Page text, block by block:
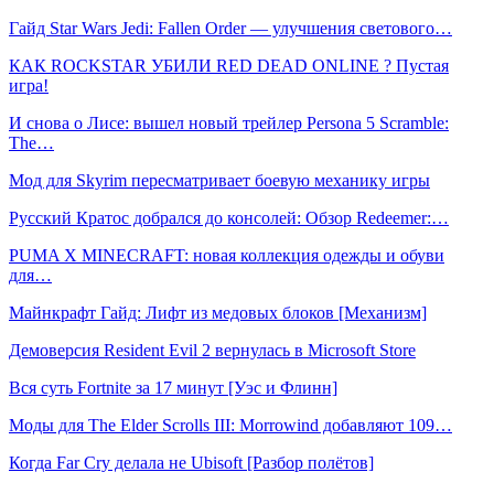
Гайд Star Wars Jedi: Fallen Order — улучшения светового…
КАК ROCKSTAR УБИЛИ RED DEAD ONLINE ? Пустая
игра!
И снова о Лисе: вышел новый трейлер Persona 5 Scramble:
The…
Мод для Skyrim пересматривает боевую механику игры
Русский Кратос добрался до консолей: Обзор Redeemer:…
PUMA X MINECRAFT: новая коллекция одежды и обуви
для…
Майнкрафт Гайд: Лифт из медовых блоков [Механизм]
Демоверсия Resident Evil 2 вернулась в Microsoft Store
Вся суть Fortnite за 17 минут [Уэс и Флинн]
Моды для The Elder Scrolls III: Morrowind добавляют 109…
Когда Far Cry делала не Ubisoft [Разбор полётов]